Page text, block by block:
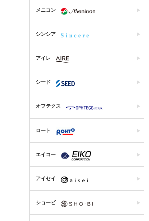
メニコン
シンシア
アイレ
シード
オフテクス
ロート
エイコー
アイセイ
ショービ